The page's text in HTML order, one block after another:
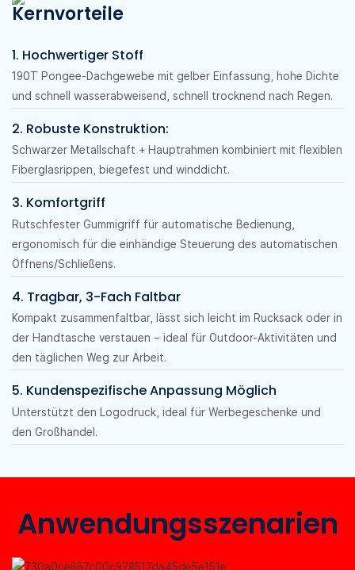
Kernvorteile
1. Hochwertiger Stoff
190T Pongee-Dachgewebe mit gelber Einfassung, hohe Dichte
und schnell wasserabweisend, schnell trocknend nach Regen.
2. Robuste Konstruktion:
Schwarzer Metallschaft + Hauptrahmen kombiniert mit flexiblen
Fiberglasrippen, biegefest und winddicht.
3. Komfortgriff
Rutschfester Gummigriff für automatische Bedienung,
ergonomisch für die einhändige Steuerung des automatischen
Öffnens/Schließens.
4. Tragbar, 3-Fach Faltbar
Kompakt zusammenfaltbar, lässt sich leicht im Rucksack oder in
der Handtasche verstauen – ideal für Outdoor-Aktivitäten und
den täglichen Weg zur Arbeit.
5. Kundenspezifische Anpassung Möglich
Unterstützt den Logodruck, ideal für Werbegeschenke und
den Großhandel.
Anwendungsszenarien